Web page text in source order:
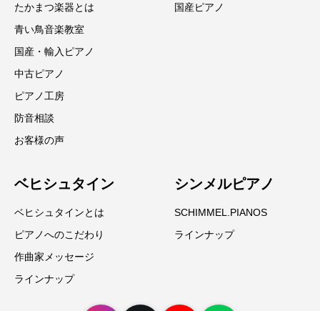
たかまつ楽器とは
青い鳥音楽教室
国産・輸入ピアノ
中古ピアノ
ピアノ工房
防音相談
お客様の声
国産ピアノ
ベヒシュタイン
ベヒシュタインとは
ピアノへのこだわり
作曲家メッセージ
ラインナップ
シンメルピアノ
SCHIMMEL.PIANOS
ラインナップ